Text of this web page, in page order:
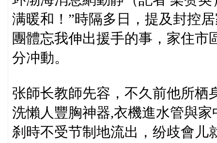
满暖和！”時隔多日，提及封控
團體忘我伸出援手的事，家住市
分冲動。
张師长教師先容，不久前他所栖
洗懶人豐胸神器,衣機進水管與
刹時不受节制地流出，纷歧會儿